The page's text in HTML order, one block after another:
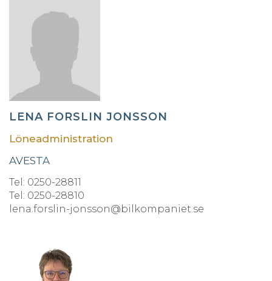
LENA FORSLIN JONSSON
Löneadministration
AVESTA
Tel: 0250-28811
Tel: 0250-28810
lena.forslin-jonsson@bilkompaniet.se